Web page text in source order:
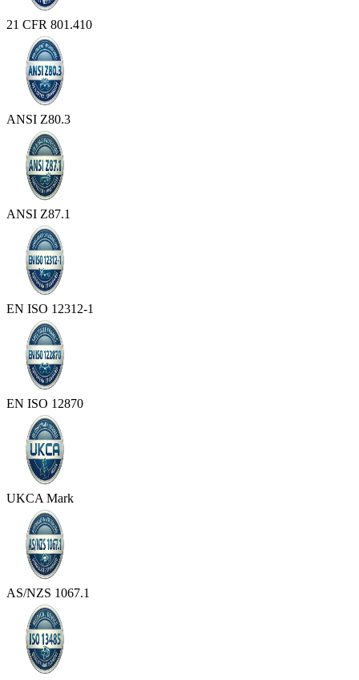
21 CFR 801.410
ANSI Z80.3
ANSI Z87.1
EN ISO 12312-1
EN ISO 12870
UKCA Mark
AS/NZS 1067.1